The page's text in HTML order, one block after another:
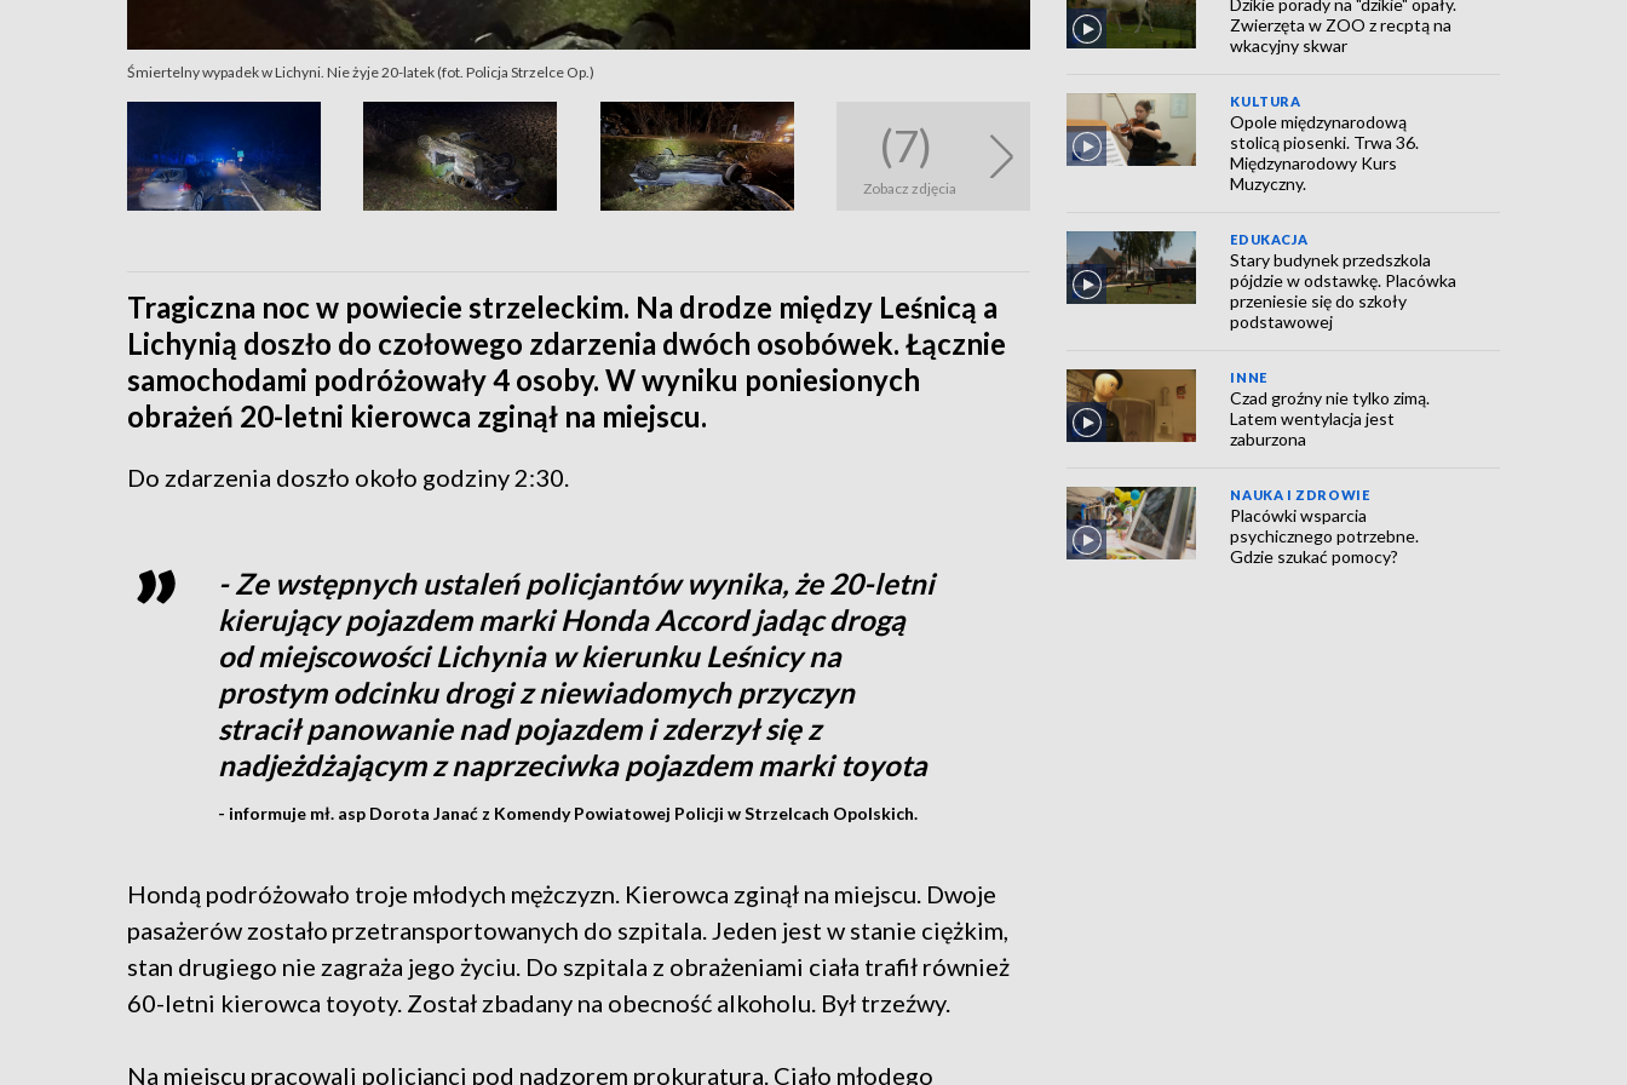
Śmiertelny wypadek w Lichyni. Nie żyje 20-latek (fot. Policja Strzelce Op.)
(7)
Zobacz zdjęcia
Tragiczna noc w powiecie strzeleckim. Na drodze między Leśnicą a
Lichynią doszło do czołowego zdarzenia dwóch osobówek. Łącznie
samochodami podróżowały 4 osoby. W wyniku poniesionych
obrażeń 20-letni kierowca zginął na miejscu.
Do zdarzenia doszło około godziny 2:30.
- Ze wstępnych ustaleń policjantów wynika, że 20-letni
kierujący pojazdem marki Honda Accord jadąc drogą
od miejscowości Lichynia w kierunku Leśnicy na
prostym odcinku drogi z niewiadomych przyczyn
stracił panowanie nad pojazdem i zderzył się z
nadjeżdżającym z naprzeciwka pojazdem marki toyota
- informuje mł. asp Dorota Janać z Komendy Powiatowej Policji w Strzelcach Opolskich.
Hondą podróżowało troje młodych mężczyzn. Kierowca zginął na miejscu. Dwoje
pasażerów zostało przetransportowanych do szpitala. Jeden jest w stanie ciężkim,
stan drugiego nie zagraża jego życiu. Do szpitala z obrażeniami ciała trafił również
60-letni kierowca toyoty. Został zbadany na obecność alkoholu. Był trzeźwy.
Na miejscu pracowali policjanci pod nadzorem prokuratura. Ciało młodego
Zwierzęta w ZOO z recptą na
wkacyjny skwar
KULTURA
Opole międzynarodową
stolicą piosenki. Trwa 36.
Międzynarodowy Kurs
Muzyczny.
EDUKACJA
Stary budynek przedszkola
pójdzie w odstawkę. Placówka
przeniesie się do szkoły
podstawowej
INNE
Czad groźny nie tylko zimą.
Latem wentylacja jest
zaburzona
NAUKA I ZDROWIE
Placówki wsparcia
psychicznego potrzebne.
Gdzie szukać pomocy?